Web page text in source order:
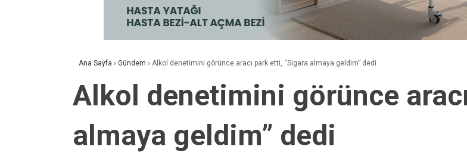
Ana Sayfa › Gündem › Alkol denetimini görünce aracı park etti, “Sigara almaya geldim” dedi
Alkol denetimini görünce
almaya geldim” dedi